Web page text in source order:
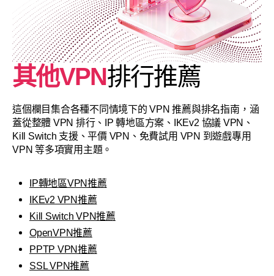
其他VPN排行推薦
這個欄目集合各種不同情境下的 VPN 推薦與排名指南，涵
蓋從整體 VPN 排行、IP 轉地區方案、IKEv2 協議 VPN、
Kill Switch 支援、平價 VPN、免費試用 VPN 到遊戲專用
VPN 等多項實用主題。
IP轉地區VPN推薦
IKEv2 VPN推薦
Kill Switch VPN推薦
OpenVPN推薦
PPTP VPN推薦
SSL VPN推薦